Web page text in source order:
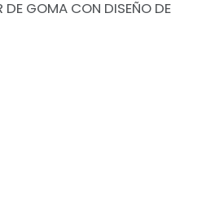
DE GOMA CON DISEÑO DE